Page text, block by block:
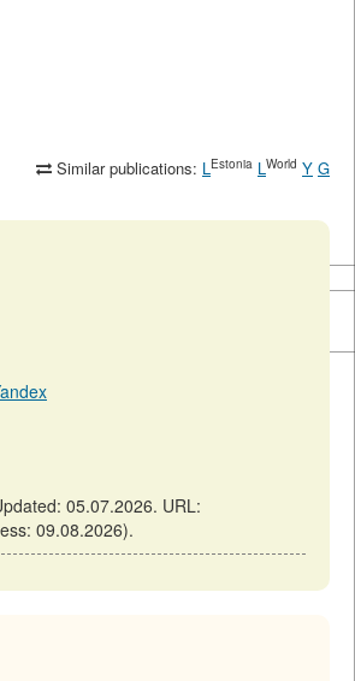
Similar publications: LEstonia LWorld Y G
05.07.2026. URL:
09.08.2026).